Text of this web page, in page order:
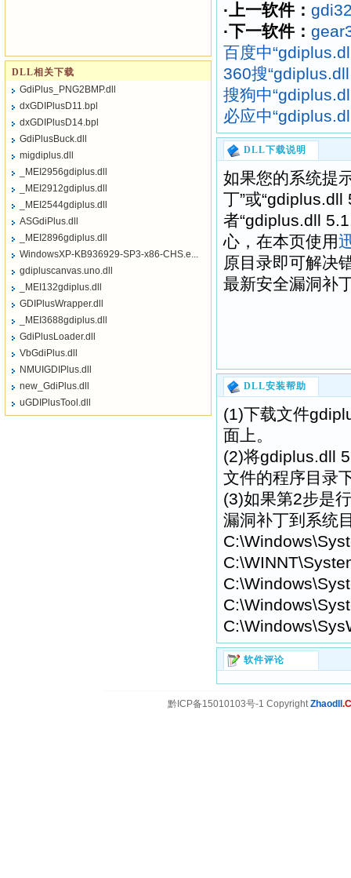
·上一软件：
·下一软件：
百度中
360搜
搜狗中
必应中
DLL下载说明
如果您的系统提
丁”或
者“gdiplus.dll
心，在本页使用
原目录即可解决
最新安全漏洞补
DLL安装帮助
(1)下载文件
面上。
(2)将gdiplus.dll
文件的程序目录
(3)如果第2步是
漏洞补丁到系统
软件评论
DLL相关下载
GdiPlus_PNG2BMP.dll
dxGDIPlusD11.bpl
dxGDIPlusD14.bpl
GdiPlusBuck.dll
migdiplus.dll
_MEI2956gdiplus.dll
_MEI2912gdiplus.dll
_MEI2544gdiplus.dll
ASGdiPlus.dll
_MEI2896gdiplus.dll
WindowsXP-KB936929-SP3-x86-CHS.e...
gdipluscanvas.uno.dll
_MEI132gdiplus.dll
GDIPlusWrapper.dll
_MEI3688gdiplus.dll
GdiPlusLoader.dll
VbGdiPlus.dll
NMUIGDIPlus.dll
new_GdiPlus.dll
uGDIPlusTool.dll
黔ICP备15010103号-1 CopyrightZhaodll